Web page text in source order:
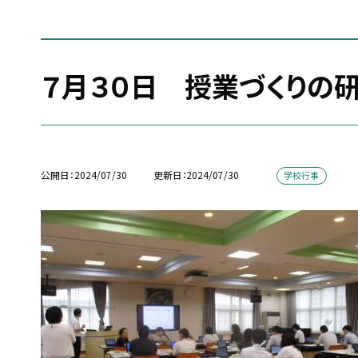
７月３０日 授業づくりの
公開日 2024/07/30 更新日 2024/07/30 学校行事